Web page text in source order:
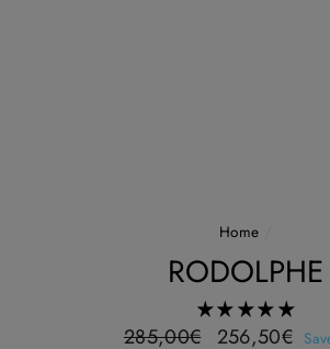
Home
RODOLPHE
Regular
285,00€
Sale
256,50€